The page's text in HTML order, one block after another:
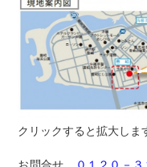
クリックすると拡大しま